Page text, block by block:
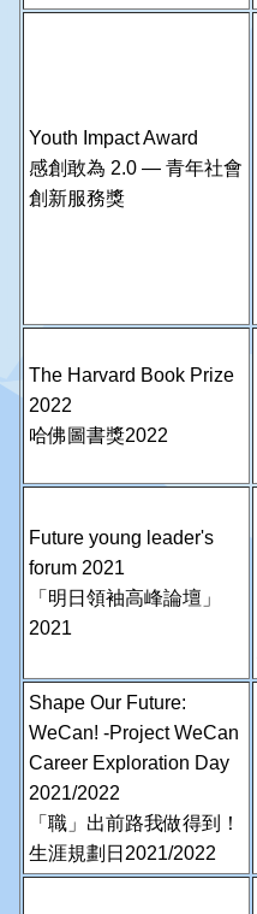
Youth Impact Award
感創敢為 2.0 — 青年社會
創新服務獎
The Harvard Book Prize
2022
哈佛圖書獎2022
Future young leader's
forum 2021
「明日領袖高峰論壇」
2021
Shape Our Future:
WeCan! -Project WeCan
Career Exploration Day
2021/2022
「職」出前路我做得到！
生涯規劃日2021/2022